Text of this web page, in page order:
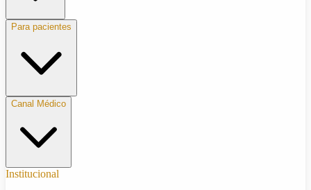
Para pacientes
Canal Médico
Institucional